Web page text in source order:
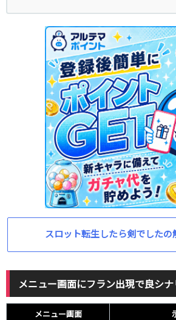
スロット転生したら剣でしたの
メニュー画面にフラン出現で良シ
メニュー画面